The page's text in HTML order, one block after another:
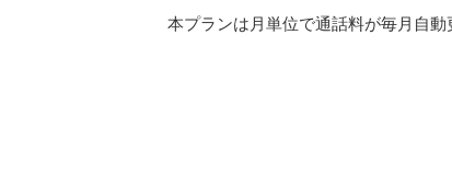
本プランは月単位で通話料が毎月自